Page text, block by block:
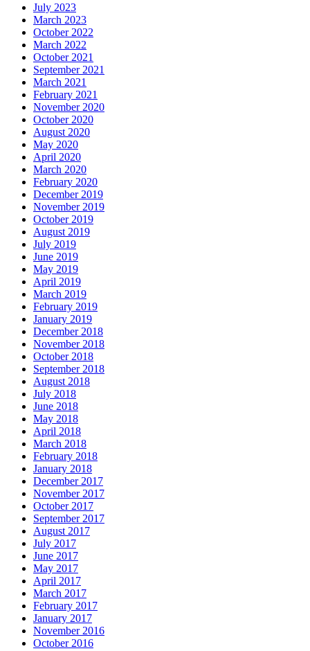
July 2023
March 2023
October 2022
March 2022
October 2021
September 2021
March 2021
February 2021
November 2020
October 2020
August 2020
May 2020
April 2020
March 2020
February 2020
December 2019
November 2019
October 2019
August 2019
July 2019
June 2019
May 2019
April 2019
March 2019
February 2019
January 2019
December 2018
November 2018
October 2018
September 2018
August 2018
July 2018
June 2018
May 2018
April 2018
March 2018
February 2018
January 2018
December 2017
November 2017
October 2017
September 2017
August 2017
July 2017
June 2017
May 2017
April 2017
March 2017
February 2017
January 2017
November 2016
October 2016